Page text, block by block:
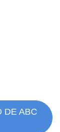
DE ABC